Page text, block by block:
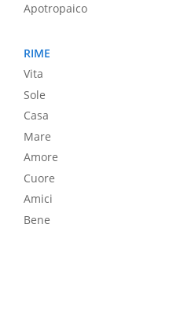
Apotropaico
RIME
Vita
Sole
Casa
Mare
Amore
Cuore
Amici
Bene